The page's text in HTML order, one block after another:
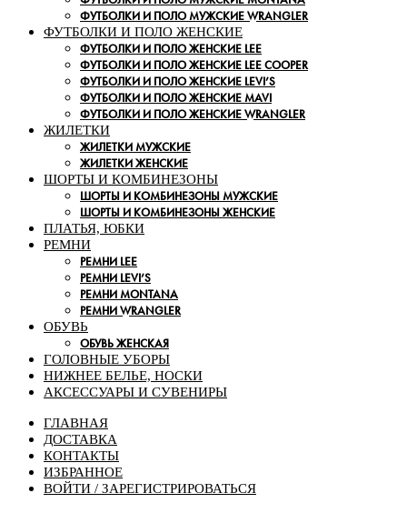
ФУТБОЛКИ И ПОЛО МУЖСКИЕ WRANGLER
ФУТБОЛКИ И ПОЛО ЖЕНСКИЕ
ФУТБОЛКИ И ПОЛО ЖЕНСКИЕ LEE
ФУТБОЛКИ И ПОЛО ЖЕНСКИЕ LEE COOPER
ФУТБОЛКИ И ПОЛО ЖЕНСКИЕ LEVI’S
ФУТБОЛКИ И ПОЛО ЖЕНСКИЕ MAVI
ФУТБОЛКИ И ПОЛО ЖЕНСКИЕ WRANGLER
ЖИЛЕТКИ
ЖИЛЕТКИ МУЖСКИЕ
ЖИЛЕТКИ ЖЕНСКИЕ
ШОРТЫ И КОМБИНЕЗОНЫ
ШОРТЫ И КОМБИНЕЗОНЫ МУЖСКИЕ
ШОРТЫ И КОМБИНЕЗОНЫ ЖЕНСКИЕ
ПЛАТЬЯ, ЮБКИ
РЕМНИ
РЕМНИ LEE
РЕМНИ LEVI’S
РЕМНИ MONTANA
РЕМНИ WRANGLER
ОБУВЬ
ОБУВЬ ЖЕНСКАЯ
ГОЛОВНЫЕ УБОРЫ
НИЖНЕЕ БЕЛЬЕ, НОСКИ
АКСЕССУАРЫ И СУВЕНИРЫ
ГЛАВНАЯ
ДОСТАВКА
КОНТАКТЫ
ИЗБРАННОЕ
ВОЙТИ / ЗАРЕГИСТРИРОВАТЬСЯ